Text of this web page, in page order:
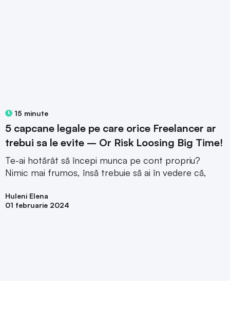
15 minute
5 capcane legale pe care orice Freelancer ar
trebui sa le evite – Or Risk Loosing Big Time!
Te-ai hotărât să începi munca pe cont propriu?
Nimic mai frumos, însă trebuie să ai în vedere că,
Huleni Elena
01 februarie 2024